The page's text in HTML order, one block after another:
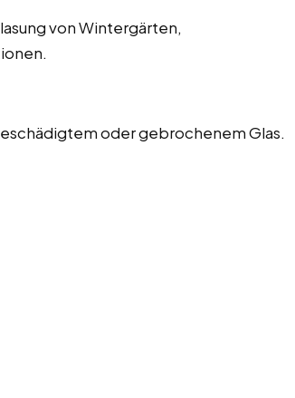
von Wintergärten,
oder gebrochenem Glas.